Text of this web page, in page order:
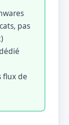
pas
flux de